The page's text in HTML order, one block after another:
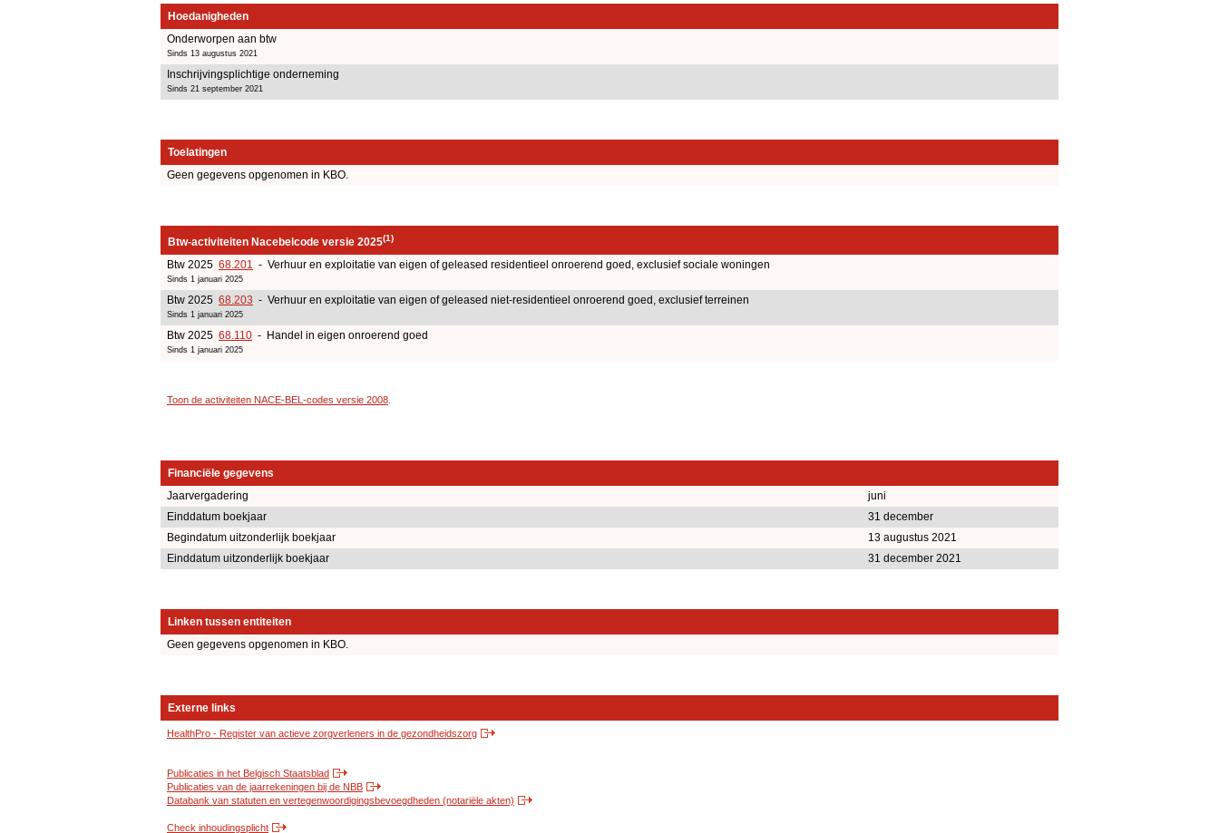
Hoedanigheden
Onderworpen aan btw
Sinds 13 augustus 2021
Inschrijvingsplichtige onderneming
Sinds 21 september 2021
Toelatingen
Geen gegevens opgenomen in KBO.
Btw-activiteiten Nacebelcode versie 2025(1)
Btw 2025 68.201 - Verhuur en exploitatie van eigen of geleased residentieel onroerend goed, exclusief sociale woningen
Sinds 1 januari 2025
Btw 2025 68.203 - Verhuur en exploitatie van eigen of geleased niet-residentieel onroerend goed, exclusief terreinen
Sinds 1 januari 2025
Btw 2025 68.110 - Handel in eigen onroerend goed
Sinds 1 januari 2025
Toon de activiteiten NACE-BEL-codes versie 2008
Financiële gegevens
Jaarvergadering
juni
Einddatum boekjaar
31 december
Begindatum uitzonderlijk boekjaar
13 augustus 2021
Einddatum uitzonderlijk boekjaar
31 december 2021
Linken tussen entiteiten
Geen gegevens opgenomen in KBO.
Externe links
HealthPro - Register van actieve zorgverleners in de gezondheidszorg
Publicaties in het Belgisch Staatsblad
Publicaties van de jaarrekeningen bij de NBB
Databank van statuten en vertegenwoordigingsbevoegdheden (notariële akten)
Check inhoudingsplicht